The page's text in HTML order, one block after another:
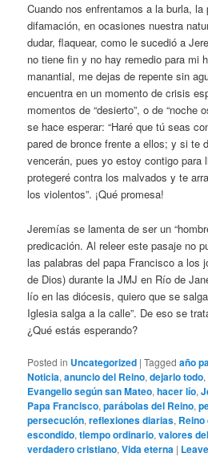
Cuando nos enfrentamos a la burla, la
difamación, en ocasiones nuestra
dudar, flaquear, como le sucedió a
no tiene fin y no hay remedio para mi
manantial, me dejas de repente sin
encuentra en un momento de crisis
momentos de “desierto”, o de “noche
se hace esperar: “Haré que tú seas
pared de bronce frente a ellos; y si te
vencerán, pues yo estoy contigo para
protegeré contra los malvados y te
los violentos”. ¡Qué promesa!
Jeremías se lamenta de ser un
predicación. Al releer este pasaje no
las palabras del papa Francisco a los
de Dios) durante la JMJ en Río de
lío en las diócesis, quiero que se
Iglesia salga a la calle”. De eso se
¿Qué estás esperando?
Posted in Uncategorized |Tagged año
Noticia,anuncio del Reino,dejarlo todo,
Evangelio según san Mateo,hacer lío,
Papa Francisco,parábolas del Reino,
persecución,reflexiones diarias, Reino
escondido,tiempo ordinario,valores
verdadero cristiano,Vida eterna |